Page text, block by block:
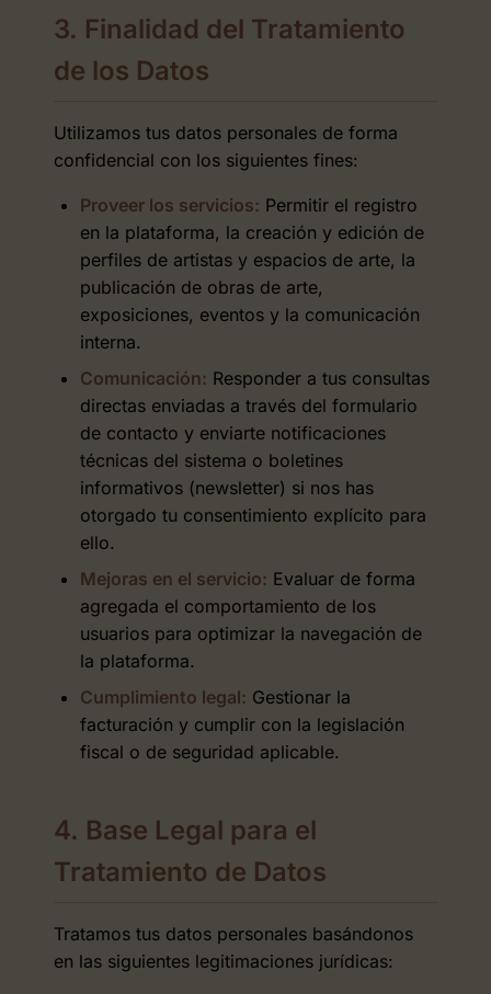
3. Finalidad del Tratamiento
de los Datos
Utilizamos tus datos personales de forma
confidencial con los siguientes fines:
Proveer los servicios: Permitir el registro
en la plataforma, la creación y edición de
perfiles de artistas y espacios de arte, la
publicación de obras de arte,
exposiciones, eventos y la comunicación
interna.
Comunicación: Responder a tus consultas
directas enviadas a través del formulario
de contacto y enviarte notificaciones
técnicas del sistema o boletines
informativos (newsletter) si nos has
otorgado tu consentimiento explícito para
ello.
Mejoras en el servicio: Evaluar de forma
agregada el comportamiento de los
usuarios para optimizar la navegación de
la plataforma.
Cumplimiento legal: Gestionar la
facturación y cumplir con la legislación
fiscal o de seguridad aplicable.
4. Base Legal para el
Tratamiento de Datos
Tratamos tus datos personales basándonos
en las siguientes legitimaciones jurídicas: